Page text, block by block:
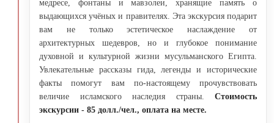
медресе, фонтаны и мавзолеи, хранящие память о
выдающихся учёных и правителях. Эта экскурсия подарит
вам не только эстетическое наслаждение от
архитектурных шедевров, но и глубокое понимание
духовной и культурной жизни мусульманского Египта.
Увлекательные рассказы гида, легенды и исторические
факты помогут вам по-настоящему прочувствовать
величие исламского наследия страны. Стоимость
экскурсии - 85 долл./чел., оплата на месте.